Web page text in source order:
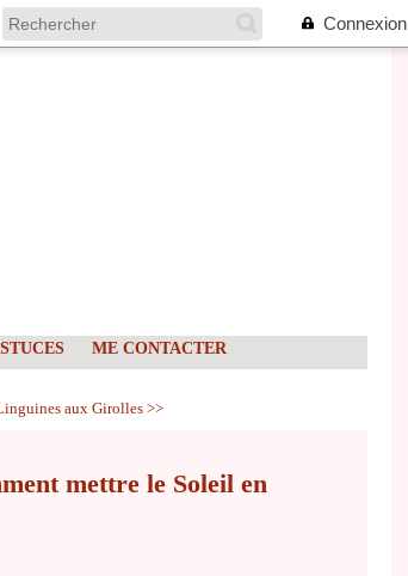
Connexion
ME CONTACTER
aux Girolles >>
mettre le Soleil en